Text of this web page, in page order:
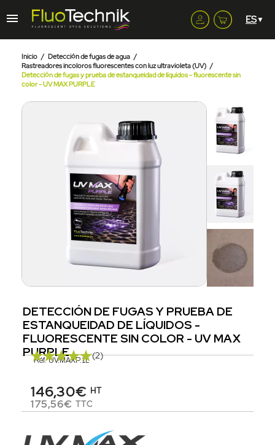
Inicio
Detección de fugas de agua
Rastreadores incoloros fluorescentes con luz ultravioleta (UV)
Detección de fugas y prueba de estanqueidad de líquidos - fluorescente sin
color - UV MAX PURPLE
DETECCIÓN DE FUGAS Y PRUEBA DE
ESTANQUEIDAD DE LÍQUIDOS -
FLUORESCENTE SIN COLOR - UV MAX
PURPLE
Réf. UV.MAXP.1L (2)
146,30€ HT
175,56€ TTC